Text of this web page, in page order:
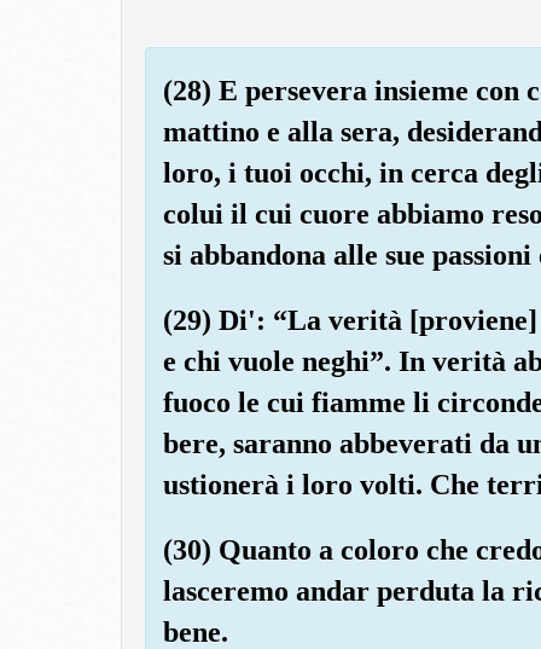
(28) E persevera insieme
mattino e alla sera,
loro, i tuoi occhi, in cerca
colui il cui cuore abbiamo
si abbandona alle sue
(29) Di': “La verità
e chi vuole neghi”. In verità
fuoco le cui fiamme li
bere, saranno abbeverati da
ustionerà i loro volti. Che
(30) Quanto a coloro che
lasceremo andar perduta la
bene.